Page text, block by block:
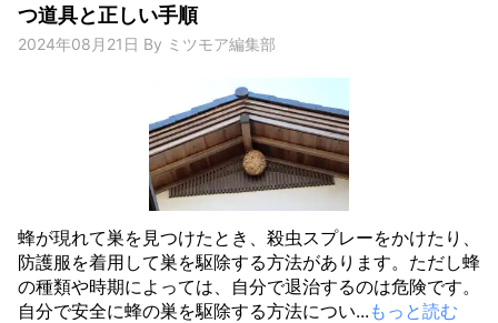
つ道具と正しい手順
2024年08月21日 By ミツモア編集部
蜂が現れて巣を見つけたとき、殺虫スプレーをかけたり、
防護服を着用して巣を駆除する方法があります。ただし蜂
の種類や時期によっては、自分で退治するのは危険です。
自分で安全に蜂の巣を駆除する方法につい... もっと読む